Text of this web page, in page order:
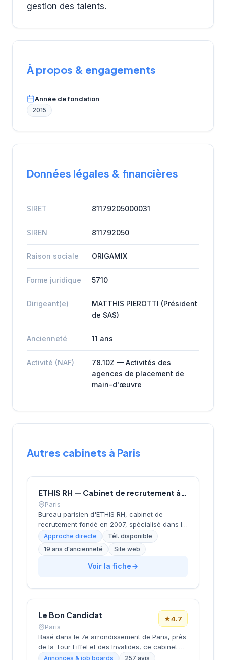
gestion des talents.
À propos & engagements
Année de fondation
2015
Données légales & financières
SIRET 81179205000031
SIREN 811792050
Raison sociale ORIGAMIX
Forme juridique 5710
Dirigeant(e)
MATTHIS PIEROTTI (Président
de SAS)
Ancienneté 11 ans
Activité (NAF)
78.10Z — Activités des
agences de placement de
main-d'œuvre
Autres cabinets à Paris
ETHIS RH — Cabinet de recrutement à Paris
Paris
Bureau parisien d'ETHIS RH, cabinet de
recrutement fondé en 2007, spécialisé dans le
conseil en ressources humaines, le
recrutement de cadres et dirigeants, le
coaching et l'outplacement. Situé au 16 rue de
Monceau dans le 8e arrondissement de Paris,
Approche directe
Tél. disponible
19 ans d'ancienneté
Site web
Voir la fiche
Le Bon Candidat
Paris
★4.7
Basé dans le 7e arrondissement de Paris, près
de la Tour Eiffel et des Invalides, ce cabinet de
recrutement bénéficie d'une localisation